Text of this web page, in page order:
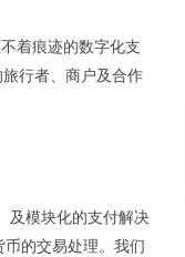
着痕迹的数字化支
行者、商户及合作
及模块化的支付解决
的交易处理。我们